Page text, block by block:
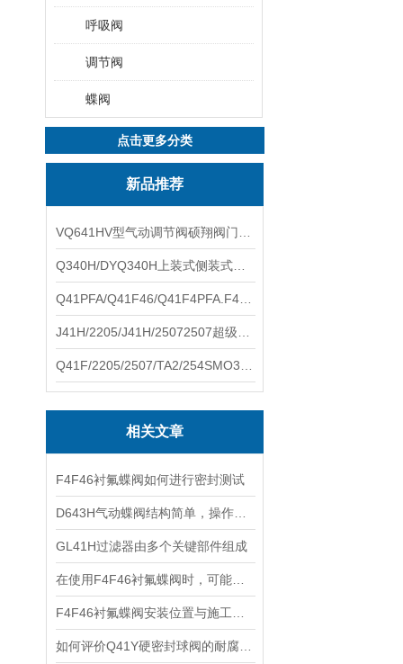
呼吸阀
调节阀
蝶阀
点击更多分类
新品推荐
相关文章
F4F46衬氟蝶阀如何进行密封测试
GL41H过滤器由多个关键部件组成